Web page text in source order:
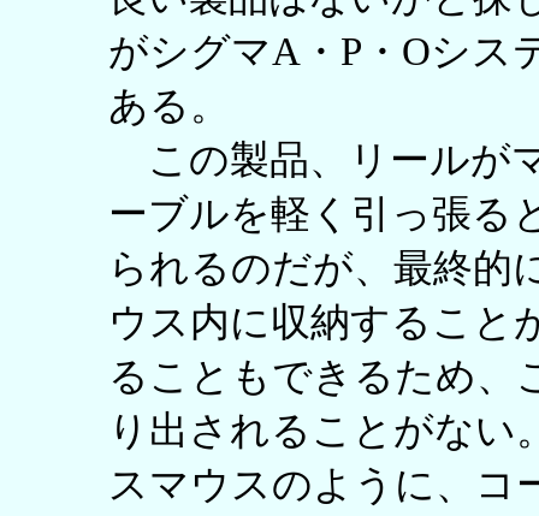
がシグマA・P・Oシス
ある。
この製品、リールが
ーブルを軽く引っ張る
られるのだが、最終的
ウス内に収納すること
ることもできるため、
り出されることがない
スマウスのように、コ